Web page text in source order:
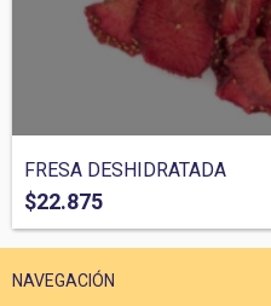
FRESA DESHIDRATADA
$22.875
NAVEGACIÓN